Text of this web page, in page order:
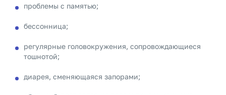
проблемы с памятью;
бессонница;
регулярные головокружения, сопровождающиеся
тошнотой;
диарея, сменяющаяся запорами;